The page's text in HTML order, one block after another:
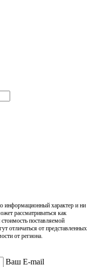
информационный характер и ни
рассматриваться как
поставляемой
отличаться от представленных
от региона.
Ваш E-mail